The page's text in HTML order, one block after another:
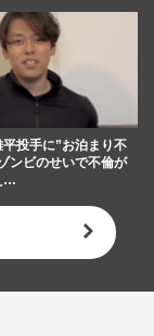
平投手に”お泊まり不
ンビのせいで不倫が
…